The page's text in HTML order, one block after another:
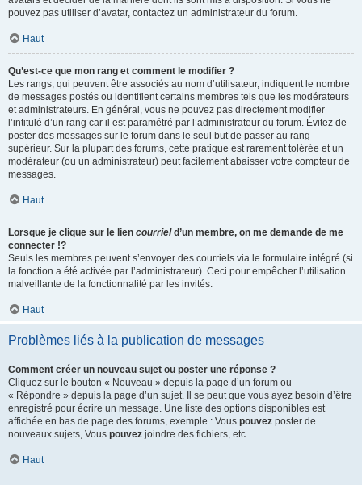
pouvez pas utiliser d’avatar, contactez un administrateur du forum.
Haut
Qu’est-ce que mon rang et comment le modifier ?
Les rangs, qui peuvent être associés au nom d’utilisateur, indiquent le nombre
de messages postés ou identifient certains membres tels que les modérateurs
et administrateurs. En général, vous ne pouvez pas directement modifier
l’intitulé d’un rang car il est paramétré par l’administrateur du forum. Évitez de
poster des messages sur le forum dans le seul but de passer au rang
supérieur. Sur la plupart des forums, cette pratique est rarement tolérée et un
modérateur (ou un administrateur) peut facilement abaisser votre compteur de
messages.
Haut
Lorsque je clique sur le lien courrield’un membre, on me demande de me
connecter !?
Seuls les membres peuvent s’envoyer des courriels via le formulaire intégré (si
la fonction a été activée par l’administrateur). Ceci pour empêcher l’utilisation
malveillante de la fonctionnalité par les invités.
Haut
Problèmes liés à la publication de messages
Comment créer un nouveau sujet ou poster une réponse ?
Cliquez sur le bouton « Nouveau » depuis la page d’un forum ou
« Répondre » depuis la page d’un sujet. Il se peut que vous ayez besoin d’être
enregistré pour écrire un message. Une liste des options disponibles est
affichée en bas de page des forums, exemple : Vous pouvez poster de
nouveaux sujets, Vous pouvez joindre des fichiers, etc.
Haut